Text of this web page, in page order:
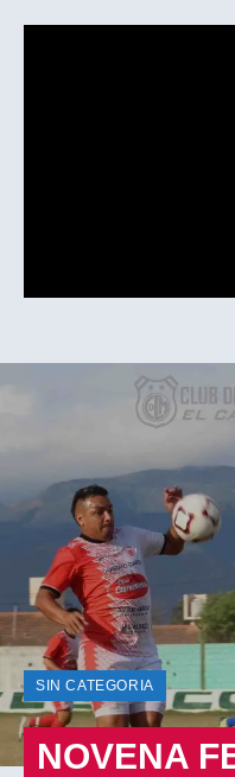
SIN CATEGORIA
NOVENA